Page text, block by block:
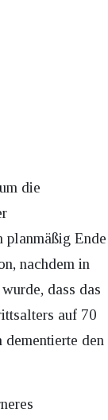
die
planmäßig Ende
nachdem in
dass das
auf 70
den